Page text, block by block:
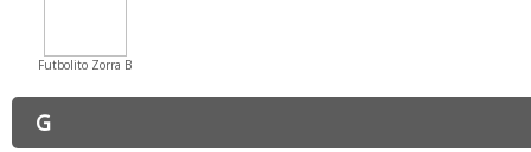
Futbolito Zorra B
G